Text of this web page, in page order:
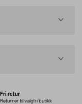
Fri retur
Returner til valgfri butikk